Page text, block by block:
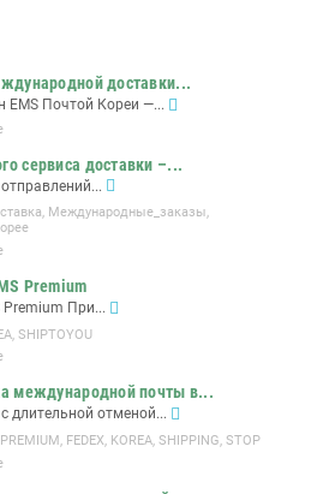
доставки...
EMS Почтой Кореи —...
сервиса доставки –...
, Международные_заказы,
Premium
Premium При...
, SHIPTOYOU
международной почты в...
длительной отменой...
, FEDEX, KOREA, SHIPPING, STOP